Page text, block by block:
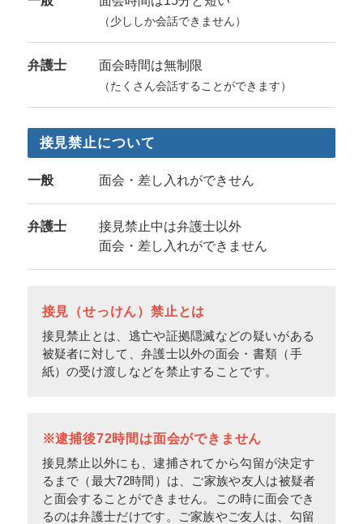
（少ししか会話できません）
弁護士 面会時間は無制限
（たくさん会話することができます）
接見禁止について
一般 面会・差し入れができせん
弁護士
接見禁止中は弁護士以外
面会・差し入れができません
接見（せっけん）禁止とは
接見禁止とは、逃亡や証拠隠滅などの疑いがある
被疑者に対して、弁護士以外の面会・書類（手
紙）の受け渡しなどを禁止することです。
※逮捕後72時間は面会ができません
接見禁止以外にも、逮捕されてから勾留が決定す
るまで（最大72時間）は、ご家族や友人は被疑者
と面会することができません。この時に面会でき
るのは弁護士だけです。ご家族やご友人は、勾留